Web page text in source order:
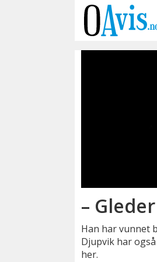
–
Han har vunnet
Djupvik har
her.